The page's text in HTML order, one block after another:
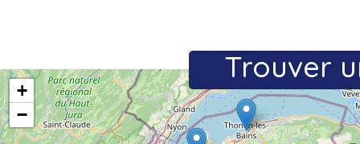
Trouver
+
−